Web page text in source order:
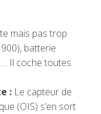
mais pas trop
batterie
Il coche toutes
: Le capteur de
(OIS) s’en sort